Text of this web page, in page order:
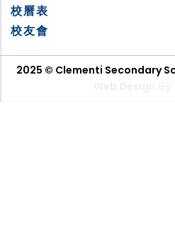
校曆表
校友會
2025 © Clementi Secondary